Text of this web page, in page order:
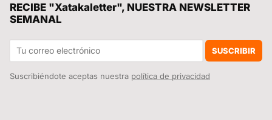
No sabía que tenía Spotify gratis 4 meses por tener este móvil Xiaomi. Comprueba si tienes un modelo compatible con la oferta
RECIBE "Xatakaletter", NUESTRA NEWSLETTER
SEMANAL
SUSCRIBIR
Suscribiéndote aceptas nuestra política de privacidad